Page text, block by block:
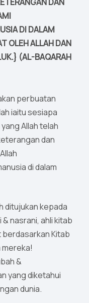
DI DALAM
OLEH ALLAH DAN
(AL-BAQARAH
perbuatan
iaitu sesiapa
Allah telah
dan
di dalam
ditujukan kepada
nasrani, ahli kitab
berdasarkan Kitab
mereka!
&
yang diketahui
dunia.